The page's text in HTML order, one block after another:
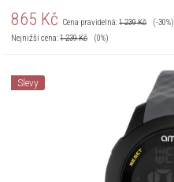
865 Kč Cena pravidelná:1 239Kč
(-30%)
Nejnižší cena:1 239Kč (0%)
Slevy